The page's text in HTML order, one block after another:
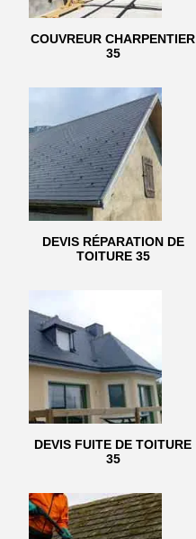
COUVREUR CHARPENTIER
35
DEVIS RÉPARATION DE
TOITURE 35
DEVIS FUITE DE TOITURE
35